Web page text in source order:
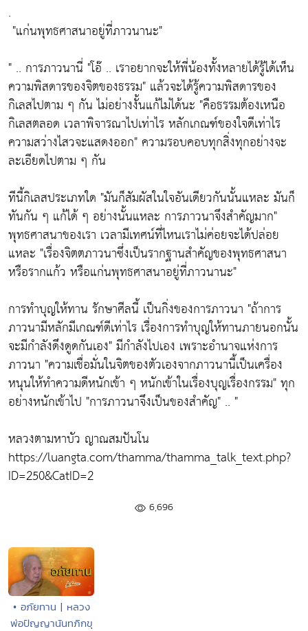
.
"แก่นพุทธศาสนาอยู่ที่ภาวนานะ"
" .. การภาวนานี่ "โอ๊ .. เราอยากจะให้พี่น้องทั้งหลายได้รู้ได้เห็น
ความพิสดารของจิตของธรรม" แล้วจะได้รู้ความพิสดารของ
กิเลสไปตาม ๆ กัน ไม่อย่างงั้นแก้ไม่ได้นะ "คือธรรมต้องเหนือ
กิเลสตลอด เวลาพิจารณาไปเท่าไร หลักเกณฑ์ของใจดีเท่าไร
ความสว่างไสวจะแสดงออก"ความรอบคอบทุกสิ่งทุกอย่างจะ
ละเอียดไปตาม ๆ กัน
ทีนี้กิเลสประเภทใด "มันก็สัมผัสในใจอันเดียวกันนั้นแหละ มันก็
ทันกัน ๆ แก้ได้ ๆ อย่างนั้นแหละ การภาวนาจึงสำคัญมาก"
พุทธศาสนาของเรา เวลามีเทศน์ที่ไหนเราไม่ค่อยจะได้ปล่อย
แหละ "เรื่องจิตตภาวนาซึ่งเป็นรากฐานสำคัญของพุทธศาสนา
หรือรากแก้ว หรือแก่นพุทธศาสนาอยู่ที่ภาวนานะ"
การทำบุญให้ทาน รักษาศีลนี้ เป็นกิ่งของการภาวนา "ถ้าการ
ภาวนามีหลักมีเกณฑ์ดีเท่าไร เรื่องการทำบุญให้ทานภายนอกนั้น
จะมีกำลังดึงดูดกันเอง"มีกำลังไปเอง เพราะอำนาจแห่งการ
ภาวนา "ความเชื่อมั่นในจิตของตัวเองจากภาวนานี้เป็นเครื่อง
หนุนให้ทำความดีหนักเข้า ๆ หนักเข้าในเรื่องบุญเรื่องกรรม"ทุก
อย่างหนักเข้าไป "การภาวนาจึงเป็นของสำคัญ" .. "
หลวงตามหาบัว ญาณสมปันโน
https://luangta.com/thamma/thamma_talk_text.php?
ID=250&CatID=2
6,696
• อภัยทาน | หลวง
พ่อปัญญานันทภิกขุ